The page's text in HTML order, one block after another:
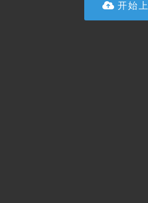
开始